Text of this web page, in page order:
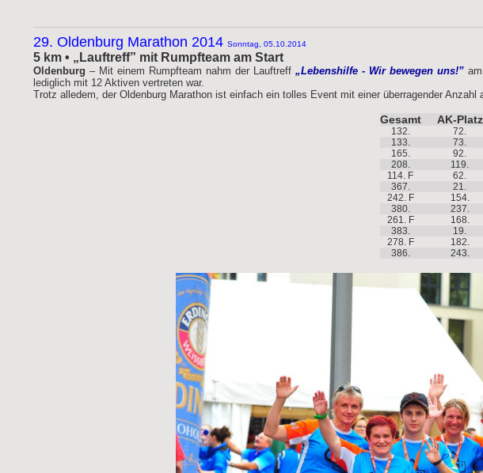
29. Oldenburg Marathon 2014 Sonntag, 05.10.2014
5 km • „Lauftreff” mit Rumpfteam am Start
Oldenburg – Mit einem Rumpfteam nahm der Lauftreff„Lebenshilfe - Wir bewegen uns!”
lediglich mit 12 Aktiven vertreten war.
Trotz alledem, der Oldenburg Marathon ist einfach ein tolles Event mit einer überragender
Gesamt AK-Platz
132. 72.
133.
73.
165.
92.
208.
119.
114. F
62.
367.
21.
242. F
154.
380.
237.
261. F
168.
383.
19.
278. F
182.
386.
243.